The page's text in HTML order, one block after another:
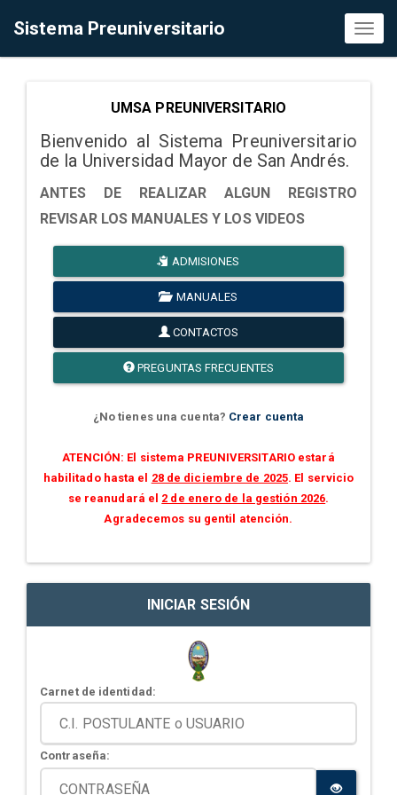
Sistema Preuniversitario
UMSA PREUNIVERSITARIO
Bienvenido al Sistema Preuniversitario
de la Universidad Mayor de San Andrés.
ANTES DE REALIZAR ALGUN REGISTRO
REVISAR LOS MANUALES Y LOS VIDEOS
ADMISIONES
MANUALES
CONTACTOS
PREGUNTAS FRECUENTES
¿No tienes una cuenta? Crear cuenta
ATENCIÓN: El sistema PREUNIVERSITARIO estará
habilitado hasta el 28 de diciembre de 2025. El servicio
se reanudará el 2 de enero de la gestión 2026.
Agradecemos su gentil atención.
INICIAR SESIÓN
Carnet de identidad:
Contraseña: